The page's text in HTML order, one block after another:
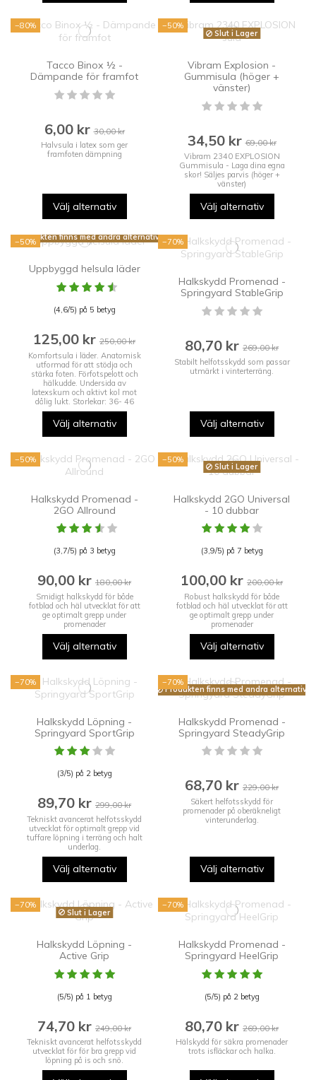
−80%
Tacco Binox ½ -
Dämpande för framfot
6,00 kr30,00 kr
Halvsula i latex som ger
framfoten dämpning
Välj alternativ
−50%
Slut i Lager
Vibram Explosion -
Gummisula (höger +
vänster)
34,50 kr69,00 kr
Vibram 2340 EXPLOSION
Gummisula - Laga dina egna
skor! Säljes parvis (höger +
vänster)
Välj alternativ
−50%
Produkten finns med andra alternativ
Uppbyggd helsula läder
(4,6/5) på 5 betyg
125,00 kr 250,00 kr
Komfortsula i läder. Anatomisk
utformad för att stödja och
stärka foten. Förfotspelott och
hälkudde. Undersida av
latexskum och aktivt kol mot
dålig lukt. Storlekar: 36- 46
Välj alternativ
−70%
Halkskydd Promenad -
Springyard StableGrip
80,70 kr 269,00 kr
Stabilt helfotsskydd som passar
utmärkt i vinterterräng.
Välj alternativ
−50%
Halkskydd Promenad -
2GO Allround
(3,7/5) på 3 betyg
90,00 kr 180,00 kr
Smidigt halkskydd för både
fotblad och häl utvecklat för att
ge optimalt grepp under
promenader
Välj alternativ
−50%
Slut i Lager
Halkskydd 2GO Universal
- 10 dubbar
(3,9/5) på 7 betyg
100,00 kr 200,00 kr
Robust halkskydd för både
fotblad och häl utvecklat för att
ge optimalt grepp under
promenader
Välj alternativ
−70%
Halkskydd Löpning -
Springyard SportGrip
(3/5) på 2 betyg
89,70 kr 299,00 kr
Tekniskt avancerat helfotsskydd
utvecklat för optimalt grepp vid
tuffare löpning i terräng och halt
underlag.
Välj alternativ
−70%
Produkten finns med andra alternativ
Halkskydd Promenad -
Springyard SteadyGrip
68,70 kr 229,00 kr
Säkert helfotsskydd för
promenader på oberäkneligt
vinterunderlag.
Välj alternativ
−70%
Slut i Lager
Halkskydd Löpning -
Active Grip
(5/5) på 1 betyg
74,70 kr 249,00 kr
Tekniskt avancerat helfotsskydd
utvecklat för för bra grepp vid
löpning på is och snö.
−70%
Halkskydd Promenad -
Springyard HeelGrip
(5/5) på 2 betyg
80,70 kr 269,00 kr
Hälskydd för säkra promenader
trots isfläckar och halka.